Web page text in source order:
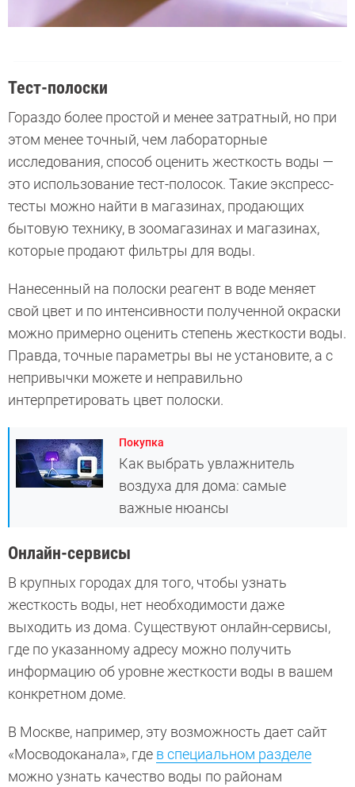
Тест-полоски
Гораздо более простой и менее затратный, но при
этом менее точный, чем лабораторные
исследования, способ оценить жесткость воды —
это использование тест-полосок. Такие экспресс-
тесты можно найти в магазинах, продающих
бытовую технику, в зоомагазинах и магазинах,
которые продают фильтры для воды.
Нанесенный на полоски реагент в воде меняет
свой цвет и по интенсивности полученной окраски
можно примерно оценить степень жесткости воды.
Правда, точные параметры вы не установите, а с
непривычки можете и неправильно
интерпретировать цвет полоски.
Покупка
Как выбрать увлажнитель
воздуха для дома: самые
важные нюансы
Онлайн-сервисы
В крупных городах для того, чтобы узнать
жесткость воды, нет необходимости даже
выходить из дома. Существуют онлайн-сервисы,
где по указанному адресу можно получить
информацию об уровне жесткости воды в вашем
конкретном доме.
В Москве, например, эту возможность дает сайт
«Мосводоканала», где в специальном разделе
можно узнать качество воды по районам